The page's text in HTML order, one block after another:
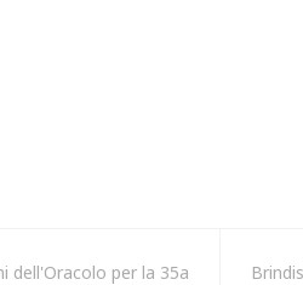
dell'Oracolo per la 35a